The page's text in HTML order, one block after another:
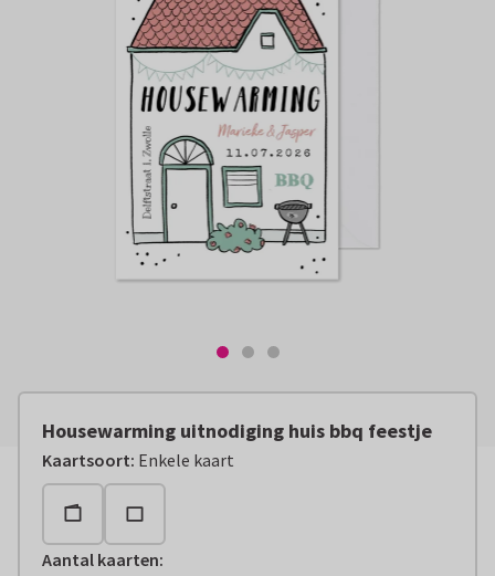
Housewarming uitnodiging huis bbq feestje
Kaartsoort: Enkele kaart
Aantal kaarten: